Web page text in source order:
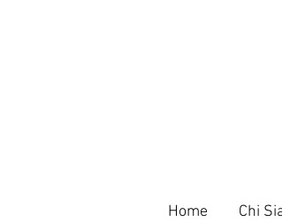
Home Chi